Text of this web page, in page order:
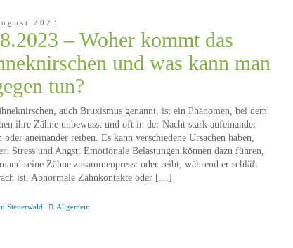
2023
– Woher kommt das
und was kann man
tun?
auch Bruxismus genannt, ist ein Phänomen, bei dem
ihre Zähne unbewusst und oft in der Nacht stark aufeinander
oder aneinander reiben. Es kann verschiedene Ursachen haben,
Stress und Angst: Emotionale Belastungen können dazu führen,
seine Zähne zusammenpresst oder reibt, während er schläft
ist. Abnormale Zahnkontakte oder […]
Steuerwald Allgemein